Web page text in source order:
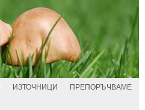
ИЗТОЧНИЦИ ПРЕПОРЪЧВАМЕ